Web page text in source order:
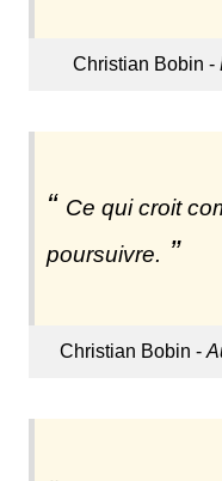
Christian Bobin -
Ce qui croit
poursuivre.
Christian Bobin -